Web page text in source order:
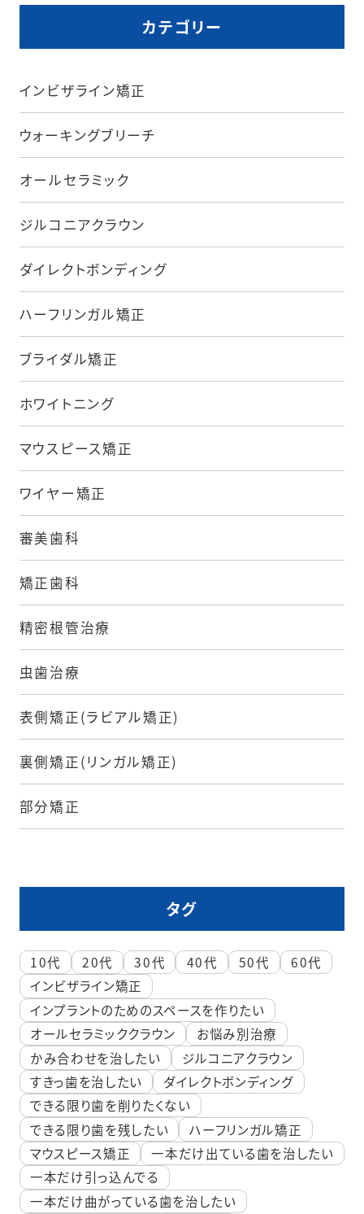
カテゴリー
インビザライン矯正
ウォーキングブリーチ
オールセラミック
ジルコニアクラウン
ダイレクトボンディング
ハーフリンガル矯正
ブライダル矯正
ホワイトニング
マウスピース矯正
ワイヤー矯正
審美歯科
矯正歯科
精密根管治療
虫歯治療
表側矯正(ラビアル矯正)
裏側矯正(リンガル矯正)
部分矯正
タグ
10代 20代 30代 40代 50代
60代
インビザライン矯正
インプラントのためのスペースを作りたい
オールセラミッククラウン
お悩み別治療
かみ合わせを治したい
ジルコニアクラウン
すきっ歯を治したい
ダイレクトボンディング
できる限り歯を削りたくない
できる限り歯を残したい
ハーフリンガル矯正
マウスピース矯正
一本だけ出ている歯を治したい
一本だけ引っ込んでる
一本だけ曲がっている歯を治したい